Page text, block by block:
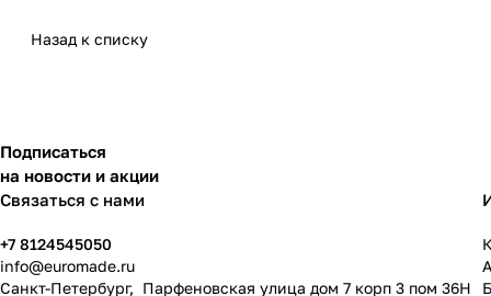
Назад к списку
Подписаться
на новости и акции
Связаться с нами
+7 8124545050
info@euromade.ru
Санкт-Петербург, Парфеновская улица дом 7 корп 3 пом 36Н